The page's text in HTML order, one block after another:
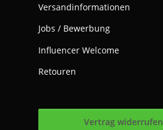
Versandinformationen
Jobs / Bewerbung
Influencer Welcome
Retouren
Vertrag widerrufen